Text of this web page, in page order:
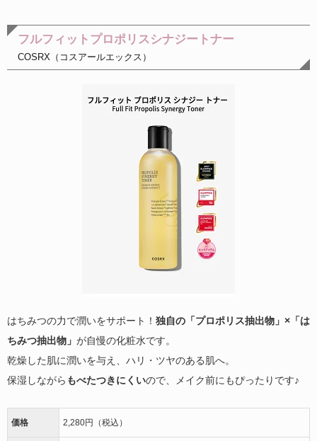
フルフィットプロポリスシナジートナー
COSRX（コスアールエックス）
はちみつの力で潤いをサポート！ 独自の「プロポリス抽出物」×「は
ちみつ抽出物」 が自慢の化粧水です。
乾燥した肌に潤いを与え、ハリ・ツヤのある肌へ。
保湿しながら もべたつきにくいので、メイク前にもぴったりです♪
価格 2,280円（税込）